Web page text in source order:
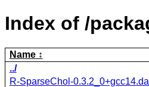
Index of /
Name
../
R-SparseChol-